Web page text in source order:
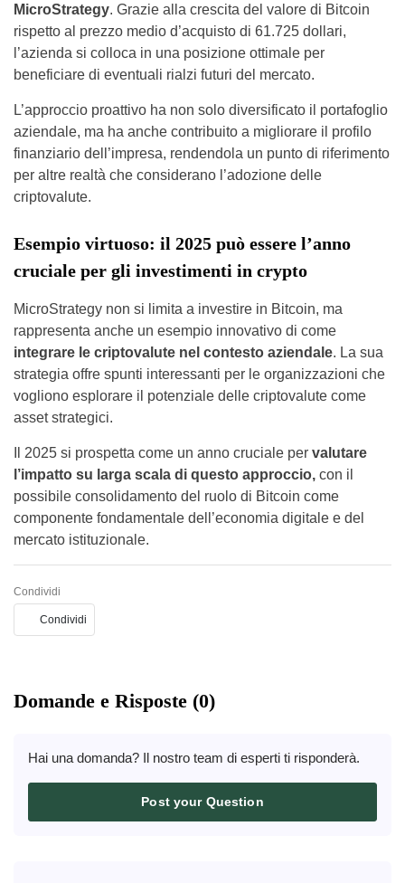
MicroStrategy. Grazie alla crescita del valore di Bitcoin
rispetto al prezzo medio d’acquisto di 61.725 dollari,
l’azienda si colloca in una posizione ottimale per
beneficiare di eventuali rialzi futuri del mercato.
L’approccio proattivo ha non solo diversificato il portafoglio
aziendale, ma ha anche contribuito a migliorare il profilo
finanziario dell’impresa, rendendola un punto di riferimento
per altre realtà che considerano l’adozione delle
criptovalute.
Esempio virtuoso: il 2025 può essere l’anno
cruciale per gli investimenti in crypto
MicroStrategy non si limita a investire in Bitcoin, ma
rappresenta anche un esempio innovativo di come
integrare le criptovalute nel contesto aziendale. La sua
strategia offre spunti interessanti per le organizzazioni che
vogliono esplorare il potenziale delle criptovalute come
asset strategici.
Il 2025 si prospetta come un anno cruciale per valutare
l’impatto su larga scala di questo approccio, con il
possibile consolidamento del ruolo di Bitcoin come
componente fondamentale dell’economia digitale e del
mercato istituzionale.
Condividi
Condividi
Domande e Risposte (0)
Hai una domanda? Il nostro team di esperti ti risponderà.
Post your Question